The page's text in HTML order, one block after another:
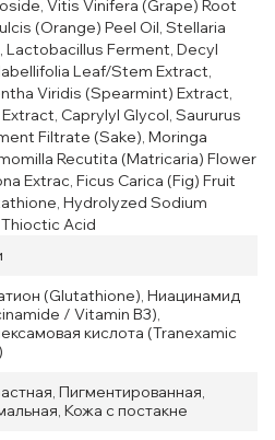
Vitis Vinifera (Grape) Root
(Orange) Peel Oil, Stellaria
Ferment, Decyl
Leaf/Stem Extract,
Viridis (Spearmint) Extract,
Caprylyl Glycol, Saururus
Filtrate (Sake), Moringa
Recutita (Matricaria) Flower
Extrac, Ficus Carica (Fig) Fruit
Hydrolyzed Sodium
Acid
(Glutathione), Ниацинамид
/ Vitamin B3),
кислота (Tranexamic
Пигментированная,
Кожа с постакне